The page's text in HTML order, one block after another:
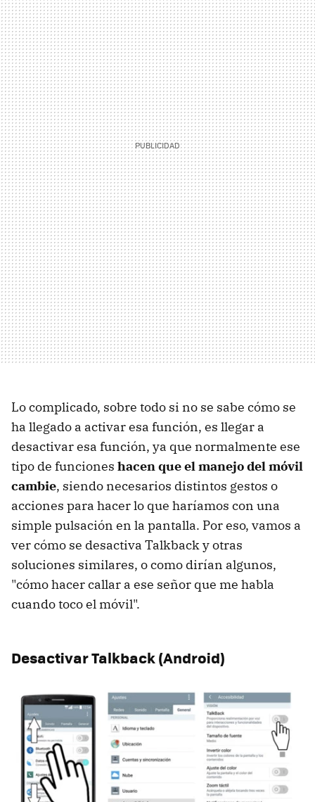
Lo complicado, sobre todo si no se sabe cómo se
ha llegado a activar esa función, es llegar a
desactivar esa función, ya que normalmente ese
tipo de funciones hacen que el manejo del móvil
cambie, siendo necesarios distintos gestos o
acciones para hacer lo que haríamos con una
simple pulsación en la pantalla. Por eso, vamos a
ver cómo se desactiva Talkback y otras
soluciones similares, o como dirían algunos,
"cómo hacer callar a ese señor que me habla
cuando toco el móvil".
Desactivar Talkback (Android)